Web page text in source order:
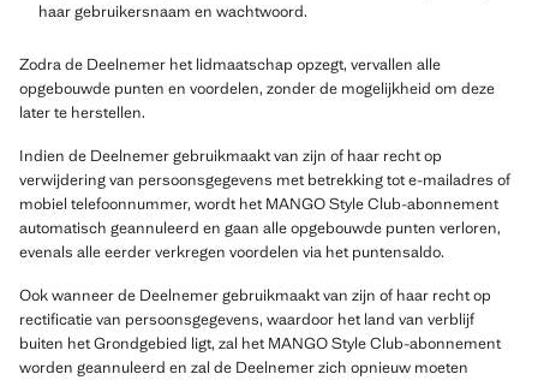
haar gebruikersnaam en wachtwoord.
Zodra de Deelnemer het lidmaatschap opzegt, vervallen alle
opgebouwde punten en voordelen, zonder de mogelijkheid om deze
later te herstellen.
Indien de Deelnemer gebruikmaakt van zijn of haar recht op
verwijdering van persoonsgegevens met betrekking tot e-mailadres of
mobiel telefoonnummer, wordt het MANGO Style Club-abonnement
automatisch geannuleerd en gaan alle opgebouwde punten verloren,
evenals alle eerder verkregen voordelen via het puntensaldo.
Ook wanneer de Deelnemer gebruikmaakt van zijn of haar recht op
rectificatie van persoonsgegevens, waardoor het land van verblijf
buiten het Grondgebied ligt, zal het MANGO Style Club-abonnement
worden geannuleerd en zal de Deelnemer zich opnieuw moeten